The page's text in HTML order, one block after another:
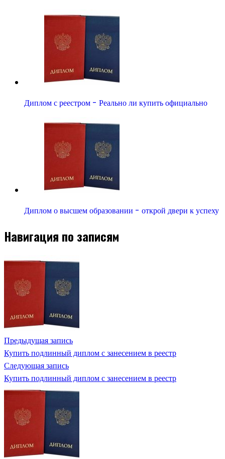
Диплом с реестром - Реально ли купить официально
Диплом о высшем образовании - открой двери к успеху
Навигация по записям
Предыдущая запись
Купить подлинный диплом с занесением в реестр
Следующая запись
Купить подлинный диплом с занесением в реестр